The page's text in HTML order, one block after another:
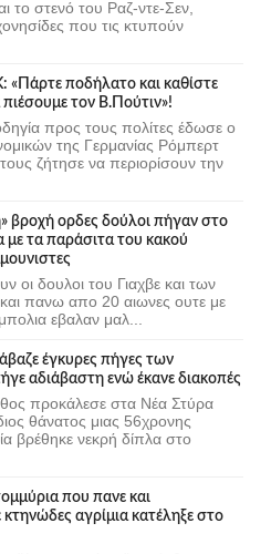
το στενό του Ραζ-ντε-Σεν,
που τις κτυπούν
«Πάρτε ποδήλατο και καθίστε
πιέσουμε τον Β.Πούτιν»!
προς τους πολίτες έδωσε ο
της Γερμανίας Ρόμπερτ
ζήτησε να περιορίσουν την
βροχή ορδες δούλοι πήγαν στο
τα παράσιτα του κακού
οι δουλοι του Γιαχβε και των
πανω απο 20 αιωνες ουτε με
εβαλαν μαλ...
έγκυρες πήγες των
αδιάβαστη ενώ έκανε διακοπές
προκάλεσε στα Νέα Στύρα
θάνατος μιας 56χρονης
βρέθηκε νεκρή δίπλα στο
που πανε και
αγρίμια κατέληξε στο